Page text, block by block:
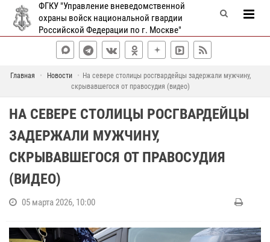
ФГКУ "Управление вневедомственной
охраны войск национальной гвардии
Российской Федерации по г. Москве"
Главная Новости
На севере столицы росгвардейцы задержали мужчину,
скрывавшегося от правосудия (видео)
НА СЕВЕРЕ СТОЛИЦЫ РОСГВАРДЕЙЦЫ
ЗАДЕРЖАЛИ МУЖЧИНУ,
СКРЫВАВШЕГОСЯ ОТ ПРАВОСУДИЯ
(ВИДЕО)
05 марта 2026, 10:00